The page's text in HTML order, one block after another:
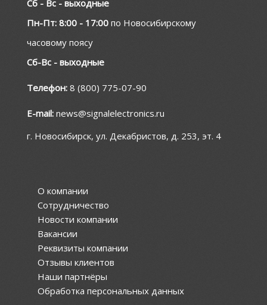
Сб - Вс - выходные
Пн-Пт: 8:00 - 17:00 по Новосибирскому
часовому поясу
Сб-Вс - выходные
Телефон: 8 (800) 775-07-90
E-mail: news@signalelectronics.ru
г. Новосибирск, ул. Декабристов, д. 253, эт. 4
О компании
Сотрудничество
Новости компании
Вакансии
Реквизиты компании
Отзывы клиентов
Наши партнёры
Обработка персональных данных